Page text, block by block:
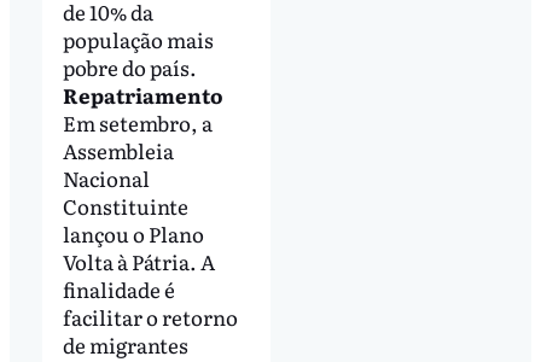
de 10% da
população mais
pobre do país.
Repatriamento
Em setembro, a
Assembleia
Nacional
Constituinte
lançou o Plano
Volta à Pátria. A
finalidade é
facilitar o retorno
de migrantes